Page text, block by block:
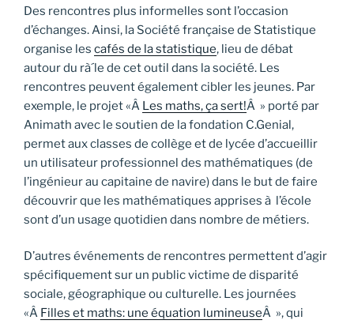
Des rencontres plus informelles sont l’occasion
d’échanges. Ainsi, la Société française de Statistique
organise les cafés de la statistique, lieu de débat
autour du rà´le de cet outil dans la société. Les
rencontres peuvent également cibler les jeunes. Par
exemple, le projet «Â Les maths, ça sert!Â » porté par
Animath avec le soutien de la fondation C.Genial,
permet aux classes de collège et de lycée d’accueillir
un utilisateur professionnel des mathématiques (de
l’ingénieur au capitaine de navire) dans le but de faire
découvrir que les mathématiques apprises à l’école
sont d’un usage quotidien dans nombre de métiers.
D’autres événements de rencontres permettent d’agir
spécifiquement sur un public victime de disparité
sociale, géographique ou culturelle. Les journées
«Â Filles et maths: une équation lumineuseÂ », qui